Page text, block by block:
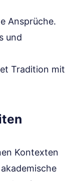
Ansprüche.
und
Tradition mit
Kontexten